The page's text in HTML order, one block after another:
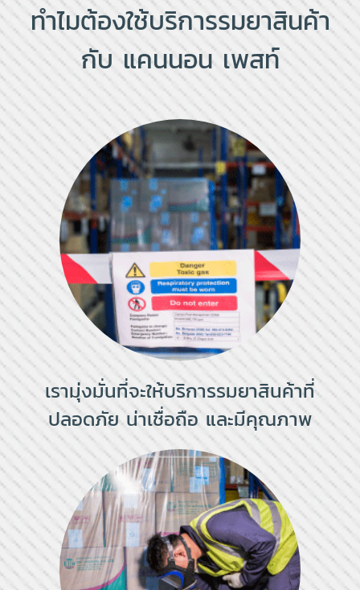
ทำไมต้องใช้บริการรมยาสินค้า
กับ แคนนอน เพสท์
เรามุ่งมั่นที่จะให้บริการรมยาสินค้าที่
ปลอดภัย น่าเชื่อถือ และมีคุณภาพ